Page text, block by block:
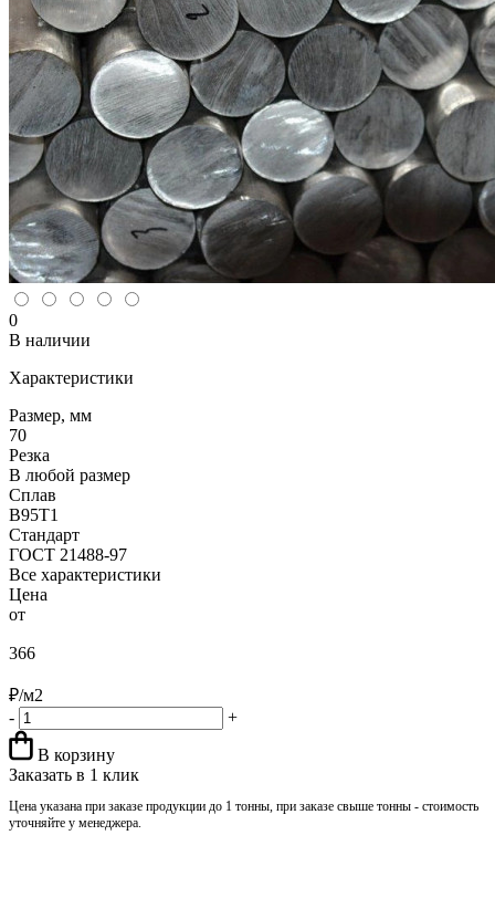
0
В наличии
Характеристики
Размер, мм
70
Резка
В любой размер
Сплав
В95Т1
Стандарт
ГОСТ 21488-97
Все характеристики
Цена
от
366
₽/м2
-
+
В корзину
Заказать в 1 клик
Цена указана при заказе продукции до 1 тонны, при заказе свыше тонны - стоимость
уточняйте у менеджера.